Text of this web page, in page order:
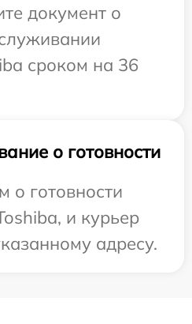
документ о
сроком на 36
о готовности
готовности
и курьер
адресу.